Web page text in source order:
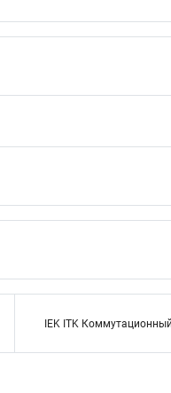
IEK ITK